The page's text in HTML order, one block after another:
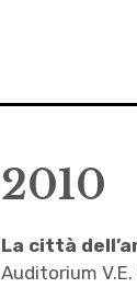
2010
La città
Auditorium